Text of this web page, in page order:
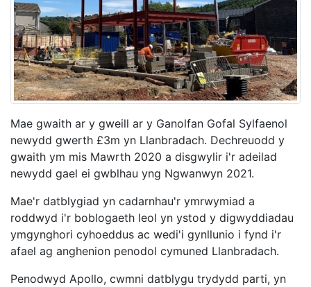
Mae gwaith ar y gweill ar y Ganolfan Gofal Sylfaenol
newydd gwerth £3m yn Llanbradach. Dechreuodd y
gwaith ym mis Mawrth 2020 a disgwylir i'r adeilad
newydd gael ei gwblhau yng Ngwanwyn 2021.
Mae'r datblygiad yn cadarnhau'r ymrwymiad a
roddwyd i'r boblogaeth leol yn ystod y digwyddiadau
ymgynghori cyhoeddus ac wedi'i gynllunio i fynd i'r
afael ag anghenion penodol cymuned Llanbradach.
Penodwyd Apollo, cwmni datblygu trydydd parti, yn